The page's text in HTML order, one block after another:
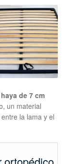
de 7 cm
un material
la lama y el